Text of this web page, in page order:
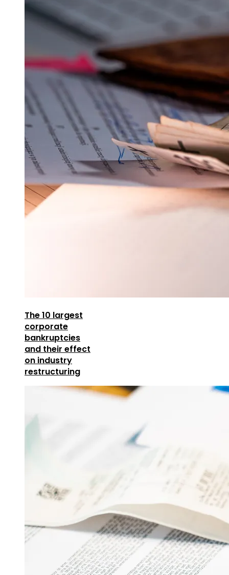
The 10 largest
corporate
bankruptcies
and their effect
on industry
restructuring